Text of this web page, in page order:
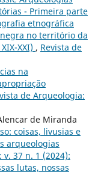
- Primeira parte
etnográfica
no território da
XXI) , Revista de
na
de Arqueologia:
de Miranda
coisas, livusias e
arqueologias
37 n. 1 (2024):
lutas, nossas